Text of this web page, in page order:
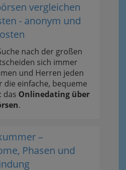
vergleichen
- anonym und
nach der großen
sich immer
und Herren jeden
die einfache, bequeme
das Onlinedating über
.
–
Phasen und